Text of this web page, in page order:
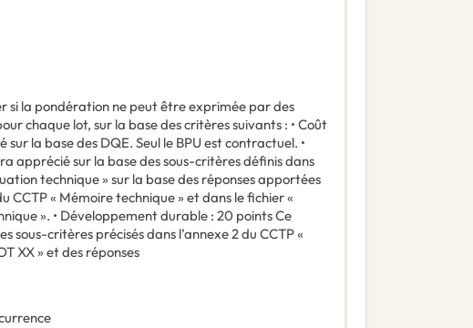
si la pondération ne peut être exprimée par des
chaque lot, sur la base des critères suivants : • Coût
la base des DQE. Seul le BPU est contractuel. •
apprécié sur la base des sous-critères définis dans
technique » sur la base des réponses apportées
CCTP « Mémoire technique » et dans le fichier «
». • Développement durable : 20 points Ce
sous-critères précisés dans l’annexe 2 du CCTP «
XX » et des réponses